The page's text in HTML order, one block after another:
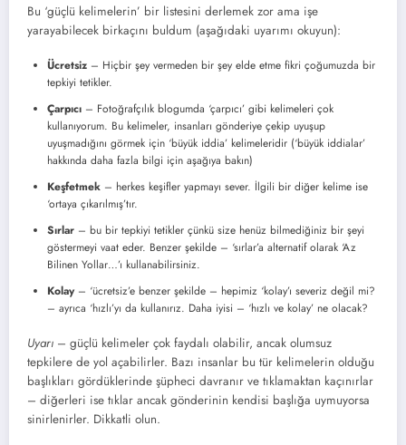
Bu ‘güçlü kelimelerin’ bir listesini derlemek zor ama işe
yarayabilecek birkaçını buldum (aşağıdaki uyarımı okuyun):
Ücretsiz – Hiçbir şey vermeden bir şey elde etme fikri çoğumuzda bir
tepkiyi tetikler.
Çarpıcı – Fotoğrafçılık blogumda ‘çarpıcı’ gibi kelimeleri çok
kullanıyorum. Bu kelimeler, insanları gönderiye çekip uyuşup
uyuşmadığını görmek için ‘büyük iddia’ kelimeleridir (‘büyük iddialar’
hakkında daha fazla bilgi için aşağıya bakın)
Keşfetmek – herkes keşifler yapmayı sever. İlgili bir diğer kelime ise
‘ortaya çıkarılmış’tır.
Sırlar – bu bir tepkiyi tetikler çünkü size henüz bilmediğiniz bir şeyi
göstermeyi vaat eder. Benzer şekilde – ‘sırlar’a alternatif olarak ‘Az
Bilinen Yollar…’ı kullanabilirsiniz.
Kolay– ‘ücretsiz’e benzer şekilde – hepimiz ‘kolay’ı severiz değil mi?
– ayrıca ‘hızlı’yı da kullanırız. Daha iyisi – ‘hızlı ve kolay’ ne olacak?
Uyarı – güçlü kelimeler çok faydalı olabilir, ancak olumsuz
tepkilere de yol açabilirler. Bazı insanlar bu tür kelimelerin olduğu
başlıkları gördüklerinde şüpheci davranır ve tıklamaktan kaçınırlar
– diğerleri ise tıklar ancak gönderinin kendisi başlığa uymuyorsa
sinirlenirler. Dikkatli olun.